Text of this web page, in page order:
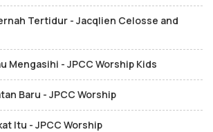
Tertidur - Jacqlien Celosse and
Mengasihi - JPCC Worship Kids
Baru - JPCC Worship
Itu - JPCC Worship